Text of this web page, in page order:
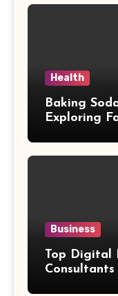
Health
Baking
Exploring
Business
Top Digital
Consultants